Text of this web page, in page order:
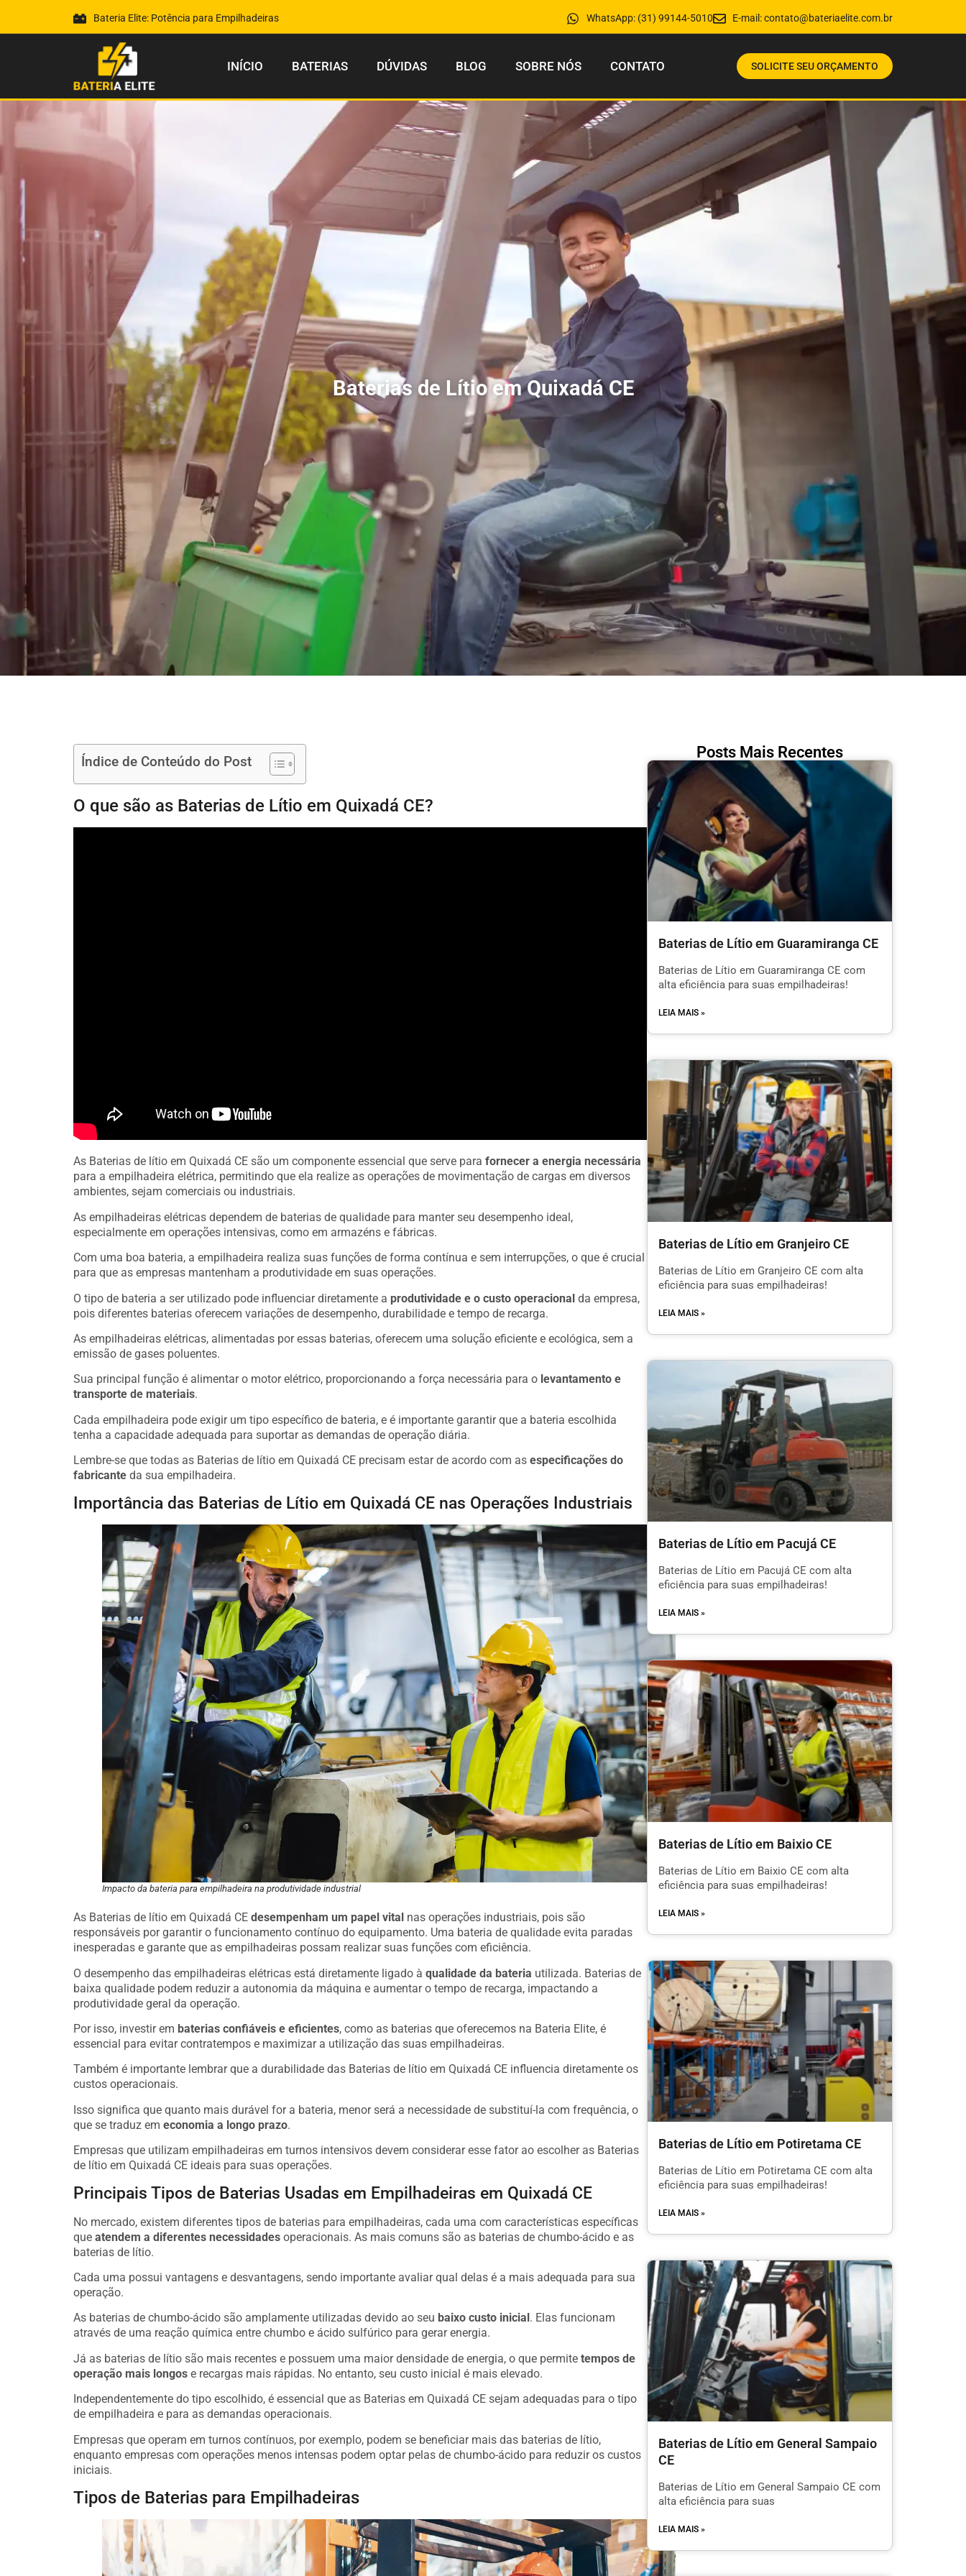
Bateria Elite: Potência para Empilhadeiras WhatsApp: (31) 99144-5010 E-mail:contato@bateriaelite.com.br
INÍCIO BATERIAS DÚVIDAS BLOG SOBRE NÓS CONTATO SOLICITE SEU ORÇAMENTO
Baterias de Lítio em Quixadá CE
Índice de Conteúdo do Post
O que são as Baterias de Lítio em Quixadá CE?
As Baterias de lítio em Quixadá CE são um componente essencial que serve para fornecer a energia necessária
para a empilhadeira elétrica, permitindo que ela realize as operações de movimentação de cargas em diversos
ambientes, sejam comerciais ou industriais.
As empilhadeiras elétricas dependem de baterias de qualidade para manter seu desempenho ideal,
especialmente em operações intensivas, como em armazéns e fábricas.
Com uma boa bateria, a empilhadeira realiza suas funções de forma contínua e sem interrupções, o que é crucial
para que as empresas mantenham a produtividade em suas operações.
O tipo de bateria a ser utilizado pode influenciar diretamente a produtividade e o custo operacional da empresa,
pois diferentes baterias oferecem variações de desempenho, durabilidade e tempo de recarga.
As empilhadeiras elétricas, alimentadas por essas baterias, oferecem uma solução eficiente e ecológica, sem a
emissão de gases poluentes.
Sua principal função é alimentar o motor elétrico, proporcionando a força necessária para o levantamento e
transporte de materiais.
Cada empilhadeira pode exigir um tipo específico de bateria, e é importante garantir que a bateria escolhida
tenha a capacidade adequada para suportar as demandas de operação diária.
Lembre-se que todas as Baterias de lítio em Quixadá CE precisam estar de acordo com as especificações do
fabricante da sua empilhadeira.
Importância das Baterias de Lítio em Quixadá CE nas Operações Industriais
Impacto da bateria para empilhadeira na produtividade industrial
As Baterias de lítio em Quixadá CE desempenham um papel vital nas operações industriais, pois são
responsáveis por garantir o funcionamento contínuo do equipamento. Uma bateria de qualidade evita paradas
inesperadas e garante que as empilhadeiras possam realizar suas funções com eficiência.
O desempenho das empilhadeiras elétricas está diretamente ligado à qualidade da bateria utilizada. Baterias de
baixa qualidade podem reduzir a autonomia da máquina e aumentar o tempo de recarga, impactando a
produtividade geral da operação.
Por isso, investir em baterias confiáveis e eficientes, como as baterias que oferecemos na Bateria Elite, é
essencial para evitar contratempos e maximizar a utilização das suas empilhadeiras.
Também é importante lembrar que a durabilidade das Baterias de lítio em Quixadá CE influencia diretamente os
custos operacionais.
Isso significa que quanto mais durável for a bateria, menor será a necessidade de substituí-la com frequência, o
que se traduz em economia a longo prazo.
Empresas que utilizam empilhadeiras em turnos intensivos devem considerar esse fator ao escolher as Baterias
de lítio em Quixadá CE ideais para suas operações.
Principais Tipos de Baterias Usadas em Empilhadeiras em Quixadá CE
No mercado, existem diferentes tipos de baterias para empilhadeiras, cada uma com características específicas
que atendem a diferentes necessidades operacionais. As mais comuns são as baterias de chumbo-ácido e as
baterias de lítio.
Cada uma possui vantagens e desvantagens, sendo importante avaliar qual delas é a mais adequada para sua
operação.
As baterias de chumbo-ácido são amplamente utilizadas devido ao seu baixo custo inicial . Elas funcionam
através de uma reação química entre chumbo e ácido sulfúrico para gerar energia.
Já as baterias de lítio são mais recentes e possuem uma maior densidade de energia, o que permite tempos de
operação mais longos e recargas mais rápidas. No entanto, seu custo inicial é mais elevado.
Independentemente do tipo escolhido, é essencial que as Baterias em Quixadá CE sejam adequadas para o tipo
de empilhadeira e para as demandas operacionais.
Empresas que operam em turnos contínuos, por exemplo, podem se beneficiar mais das baterias de lítio,
enquanto empresas com operações menos intensas podem optar pelas de chumbo-ácido para reduzir os custos
iniciais.
Tipos de Baterias para Empilhadeiras
Posts Mais Recentes
Baterias de Lítio em Guaramiranga CE
Baterias de Lítio em Guaramiranga CE com
alta eficiência para suas empilhadeiras!
LEIA MAIS »
Baterias de Lítio em Granjeiro CE
Baterias de Lítio em Granjeiro CE com alta
eficiência para suas empilhadeiras!
LEIA MAIS »
Baterias de Lítio em Pacujá CE
Baterias de Lítio em Pacujá CE com alta
eficiência para suas empilhadeiras!
LEIA MAIS »
Baterias de Lítio em Baixio CE
Baterias de Lítio em Baixio CE com alta
eficiência para suas empilhadeiras!
LEIA MAIS »
Baterias de Lítio em Potiretama CE
Baterias de Lítio em Potiretama CE com alta
eficiência para suas empilhadeiras!
LEIA MAIS »
Baterias de Lítio em General Sampaio
CE
Baterias de Lítio em General Sampaio CE com
alta eficiência para suas
LEIA MAIS »